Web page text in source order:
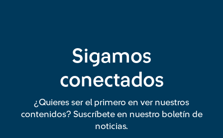
Sigamos
conectados
¿Quieres ser el primero en ver nuestros
contenidos? Suscríbete en nuestro boletín de
noticias.